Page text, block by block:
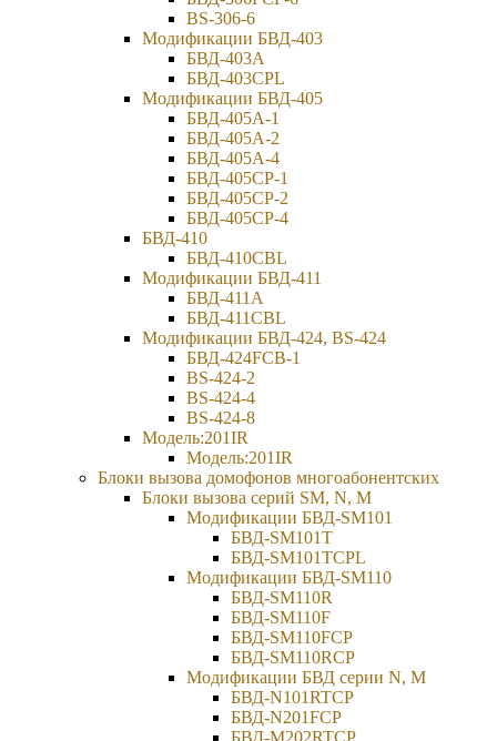
BS-306-6
Модификации БВД-403
БВД-403A
БВД-403CPL
Модификации БВД-405
БВД-405А-1
БВД-405А-2
БВД-405А-4
БВД-405CP-1
БВД-405CP-2
БВД-405CP-4
БВД-410
БВД-410CBL
Модификации БВД-411
БВД-411A
БВД-411CBL
Модификации БВД-424, BS-424
БВД-424FCB-1
BS-424-2
BS-424-4
BS-424-8
Модель:201IR
Модель:201IR
Блоки вызова домофонов многоабонентских
Блоки вызова серий SM, N, M
Модификации БВД-SM101
БВД-SM101T
БВД-SM101TCPL
Модификации БВД-SM110
БВД-SM110R
БВД-SM110F
БВД-SM110FCP
БВД-SM110RCP
Модификации БВД серии N, M
БВД-N101RTCP
БВД-N201FCP
БВД-М202RTCP